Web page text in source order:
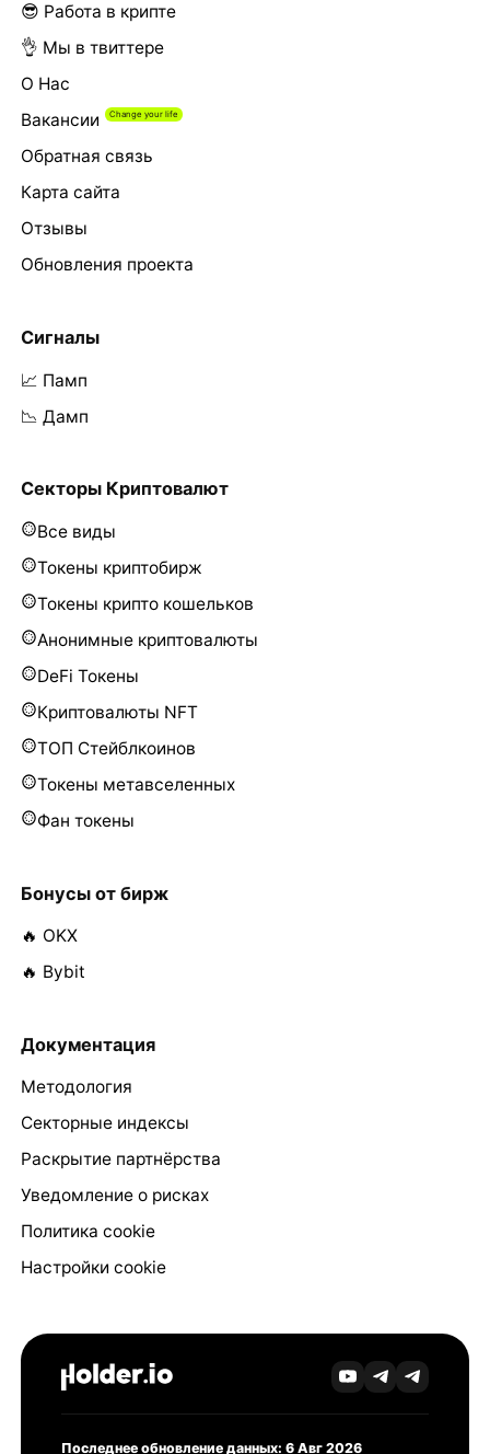
😎 Работа в крипте
👌 Мы в твиттере
О Нас
Вакансии
Обратная связь
Карта сайта
Отзывы
Обновления проекта
Сигналы
📈 Памп
📉 Дамп
Секторы Криптовалют
Все виды
Токены криптобирж
Токены крипто кошельков
Анонимные криптовалюты
DeFi Токены
Криптовалюты NFT
ТОП Стейблкоинов
Токены метавселенных
Фан токены
Бонусы от бирж
🔥 OKX
🔥 Bybit
Документация
Методология
Секторные индексы
Раскрытие партнёрства
Уведомление о рисках
Политика cookie
Настройки cookie
Последнее обновление данных: 6 Авг 2026